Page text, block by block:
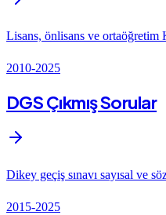
Lisans, önlisans ve ortaöğretim
2010-2025
DGS Çıkmış Sorular
Dikey geçiş sınavı sayısal ve
2015-2025